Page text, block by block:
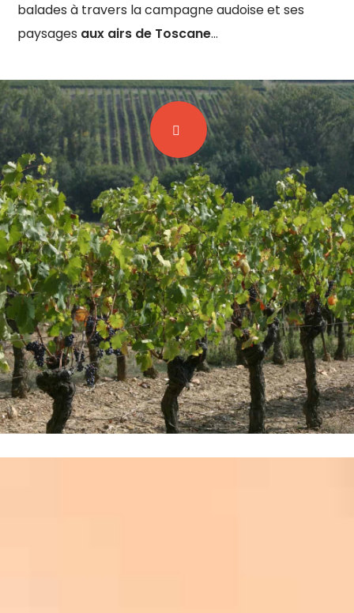
balades à travers la campagne audoise et ses
paysages aux airs de Toscane…